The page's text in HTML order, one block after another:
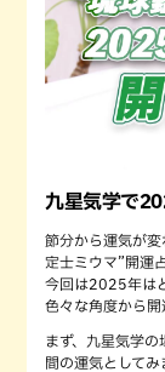
九星気学で
節分から運気が
定士ミウマ”開運
今回は2025年は
色々な角度から開
まず、九星気学
間の運気として